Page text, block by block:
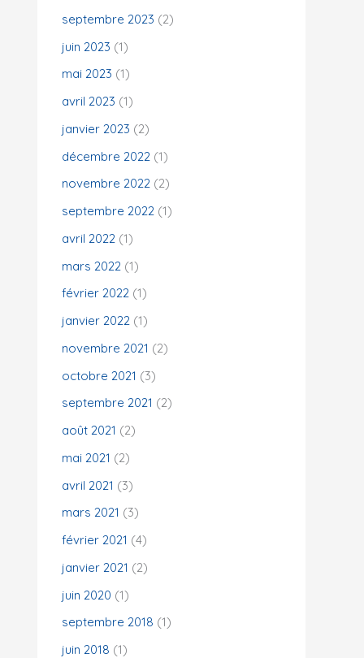
septembre 2023 (2)
juin 2023 (1)
mai 2023 (1)
avril 2023 (1)
janvier 2023 (2)
décembre 2022 (1)
novembre 2022 (2)
septembre 2022 (1)
avril 2022 (1)
mars 2022 (1)
février 2022 (1)
janvier 2022 (1)
novembre 2021 (2)
octobre 2021 (3)
septembre 2021 (2)
août 2021 (2)
mai 2021 (2)
avril 2021 (3)
mars 2021 (3)
février 2021 (4)
janvier 2021 (2)
juin 2020 (1)
septembre 2018 (1)
juin 2018 (1)